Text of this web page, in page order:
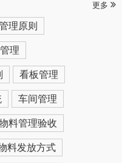
更多
理原则
理
看板管理
车间管理
料管理验收
料发放方式